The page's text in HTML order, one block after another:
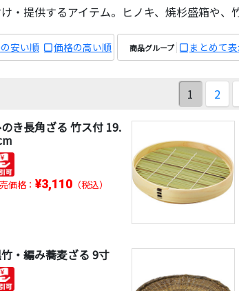
・提供するアイテム。ヒノキ、焼杉盛箱や、
安い順 価格の高い順 商品グループ まとめて
1 2
き長角ざる 竹ス付 19.
価格： ¥3,110 （税込）
・編み蕎麦ざる 9寸